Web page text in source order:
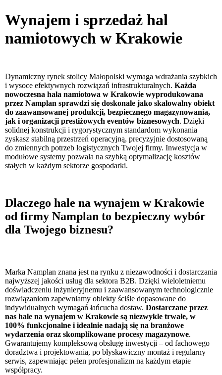
Wynajem i sprzedaż hal
namiotowych w Krakowie
Dynamiczny rynek stolicy Małopolski wymaga wdrażania szybkich
i wysoce efektywnych rozwiązań infrastrukturalnych. Każda
nowoczesna hala namiotowa w Krakowie wyprodukowana
przez Namplan sprawdzi się doskonale jako skalowalny obiekt
do zaawansowanej produkcji, bezpiecznego magazynowania,
jak i organizacji prestiżowych eventów biznesowych. Dzięki
solidnej konstrukcji i rygorystycznym standardom wykonania
zyskasz stabilną przestrzeń operacyjną, precyzyjnie dostosowaną
do zmiennych potrzeb logistycznych Twojej firmy. Inwestycja w
modułowe systemy pozwala na szybką optymalizację kosztów
stałych w każdym sektorze gospodarki.
Dlaczego hale na wynajem w Krakowie
od firmy Namplan to bezpieczny wybór
dla Twojego biznesu?
Marka Namplan znana jest na rynku z niezawodności i dostarczania
najwyższej jakości usług dla sektora B2B. Dzięki wieloletniemu
doświadczeniu inżynieryjnemu i zaawansowanym technologicznie
rozwiązaniom zapewniamy obiekty ściśle dopasowane do
indywidualnych wymagań łańcucha dostaw. Dostarczane przez
nas hale na wynajem w Krakowie są niezwykle trwałe, w
100% funkcjonalne i idealnie nadają się na branżowe
wydarzenia oraz skomplikowane procesy magazynowe.
Gwarantujemy kompleksową obsługę inwestycji – od fachowego
doradztwa i projektowania, po błyskawiczny montaż i regularny
serwis, zapewniając pełen profesjonalizm na każdym etapie
współpracy.